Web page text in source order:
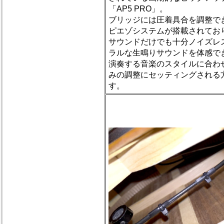
「AP5 PRO」。
ブリッジには圧着具合を調整で
ピエゾシステムが搭載されてお
サウンドだけでも十分ノイズレ
ラルな生鳴りサウンドを体感で
演奏する音楽のスタイルに合わ
みの調整にセッティングされる
す。